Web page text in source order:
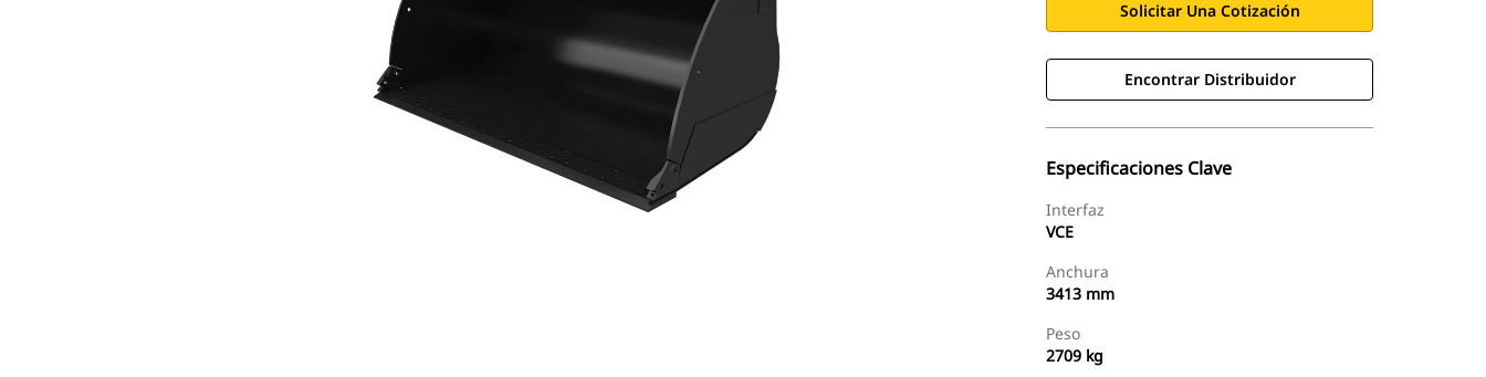
Solicitar Una Cotización
Encontrar Distribuidor
Especificaciones Clave
Interfaz
VCE
Anchura
3413 mm
Peso
2709 kg